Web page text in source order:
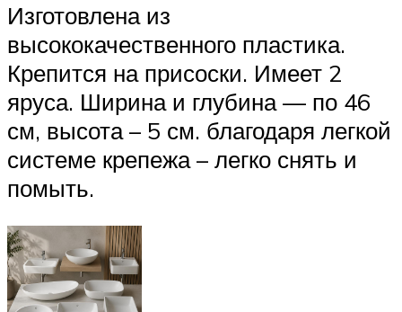
Изготовлена из
высококачественного пластика.
Крепится на присоски. Имеет 2
яруса. Ширина и глубина — по 46
см, высота – 5 см. благодаря легкой
системе крепежа – легко снять и
помыть.